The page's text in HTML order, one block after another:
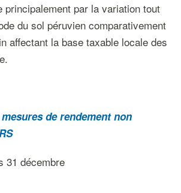
principalement par la variation tout
du sol péruvien comparativement
affectant la base taxable locale des
de rendement non
31 décembre